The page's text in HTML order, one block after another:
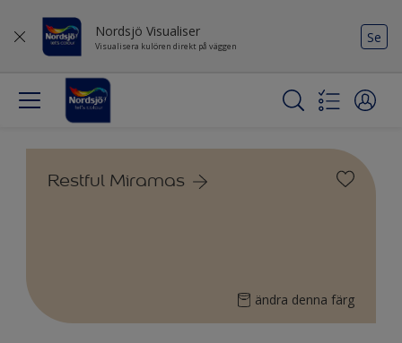
Nordsjö Visualiser
Visualisera kulören direkt på väggen
Se
Restful Miramas
ändra denna färg